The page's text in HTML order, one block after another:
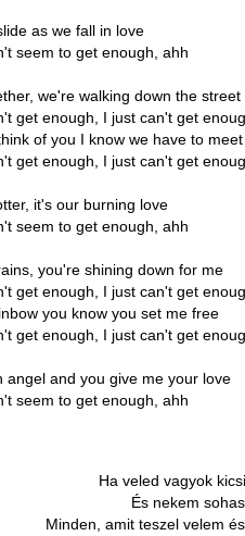
as we fall in love
seem to get enough, ahh
we're walking down the street
get enough, I just can't get
of you I know we have to meet
get enough, I just can't get
it's our burning love
seem to get enough, ahh
you're shining down for me
get enough, I just can't get
you know you set me free
get enough, I just can't get
angel and you give me your love
seem to get enough, ahh
Ha veled vagyok
És nekem
Minden, amit teszel velem